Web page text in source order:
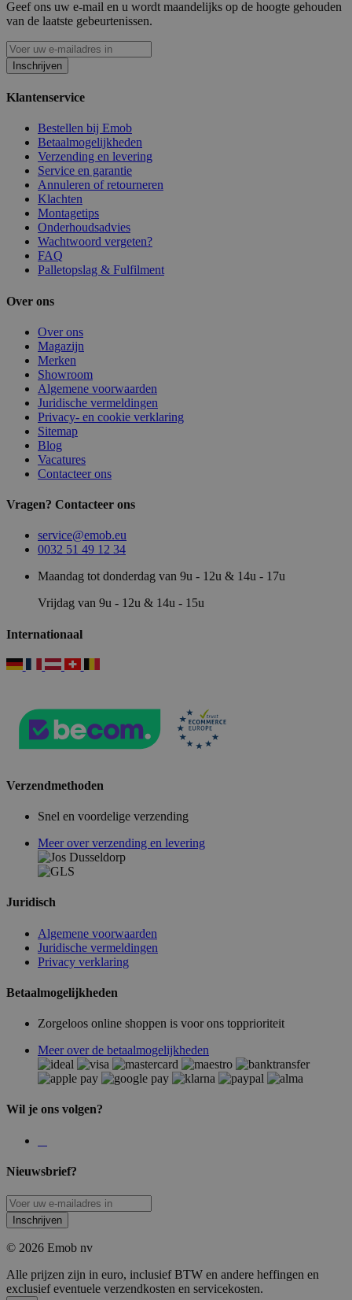
Geef ons uw e-mail en u wordt maandelijks op de hoogte gehouden
van de laatste gebeurtenissen.
Inschrijven
Klantenservice
Bestellen bij Emob
Betaalmogelijkheden
Verzending en levering
Service en garantie
Annuleren of retourneren
Klachten
Montagetips
Onderhoudsadvies
Wachtwoord vergeten?
FAQ
Palletopslag & Fulfilment
Over ons
Over ons
Magazijn
Merken
Showroom
Algemene voorwaarden
Juridische vermeldingen
Privacy- en cookie verklaring
Sitemap
Blog
Vacatures
Contacteer ons
Vragen? Contacteer ons
service@emob.eu
0032 51 49 12 34
Maandag tot donderdag van 9u - 12u & 14u - 17u
Vrijdag van 9u - 12u & 14u - 15u
Internationaal
Verzendmethoden
Snel en voordelige verzending
Meer over verzending en levering
Juridisch
Algemene voorwaarden
Juridische vermeldingen
Privacy verklaring
Betaalmogelijkheden
Zorgeloos online shoppen is voor ons topprioriteit
Meer over de betaalmogelijkheden
Wil je ons volgen?
Nieuwsbrief?
Inschrijven
© 2026 Emob nv
Alle prijzen zijn in euro, inclusief BTW en andere heffingen en
exclusief eventuele verzendkosten en servicekosten.